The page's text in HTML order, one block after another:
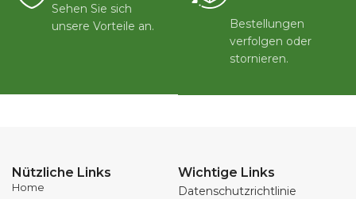
Sehen Sie sich
unsere Vorteile an.
Bestellungen
verfolgen oder
stornieren.
Nützliche Links
Home
Wichtige Links
Datenschutzrichtlinie